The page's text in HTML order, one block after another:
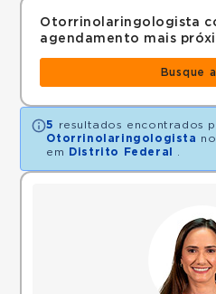
Otorrinolaringologista
agendamento mais
Busque
5
resultados encontrados
Otorrinolaringologista
em
Distrito Federal